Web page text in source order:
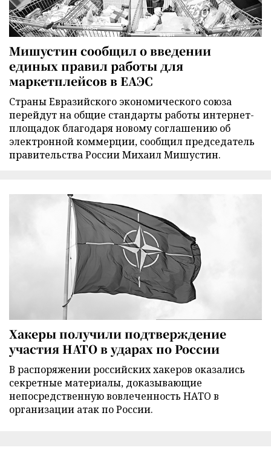
Мишустин сообщил о введении
единых правил работы для
маркетплейсов в ЕАЭС
Страны Евразийского экономического союза
перейдут на общие стандарты работы интернет-
площадок благодаря новому соглашению об
электронной коммерции, сообщил председатель
правительства России Михаил Мишустин.
Хакеры получили подтверждение
участия НАТО в ударах по России
В распоряжении российских хакеров оказались
секретные материалы, доказывающие
непосредственную вовлеченность НАТО в
организации атак по России.